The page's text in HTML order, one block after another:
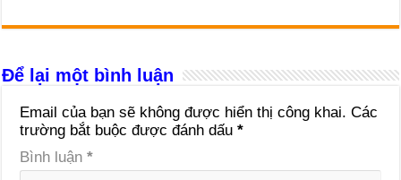
Để lại một bình luận
Email của bạn sẽ không được hiển thị công khai. Các
trường bắt buộc được đánh dấu*
Bình luận*